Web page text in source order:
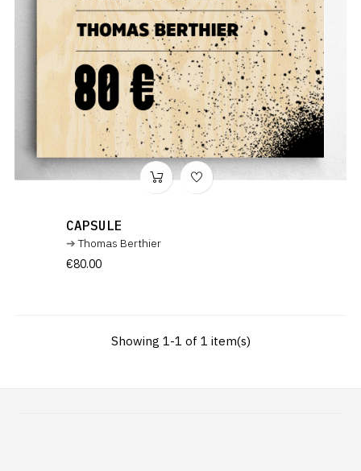
CAPSULE
Thomas Berthier
Price
€80.00
Showing 1-1 of 1 item(s)